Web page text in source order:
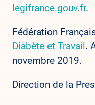
legifrance.gouv.fr.
Fédération
Diabète et Travail.
novembre 2019.
Direction de la